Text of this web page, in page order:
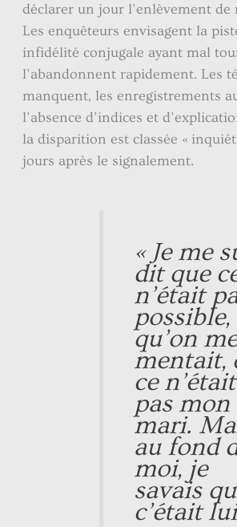
déclarer un jour l’enlèvement de
Les enquêteurs envisagent la
infidélité conjugale ayant mal
l’abandonnent rapidement. Les
manquent, les enregistrements
l’absence d’indices et
la disparition est classée «
jours après le signalement.
« Je me
dit que
n’était
possible,
qu’on
mentait,
ce n’était
pas mon
mari.
au fond
moi, je
savais
c’était